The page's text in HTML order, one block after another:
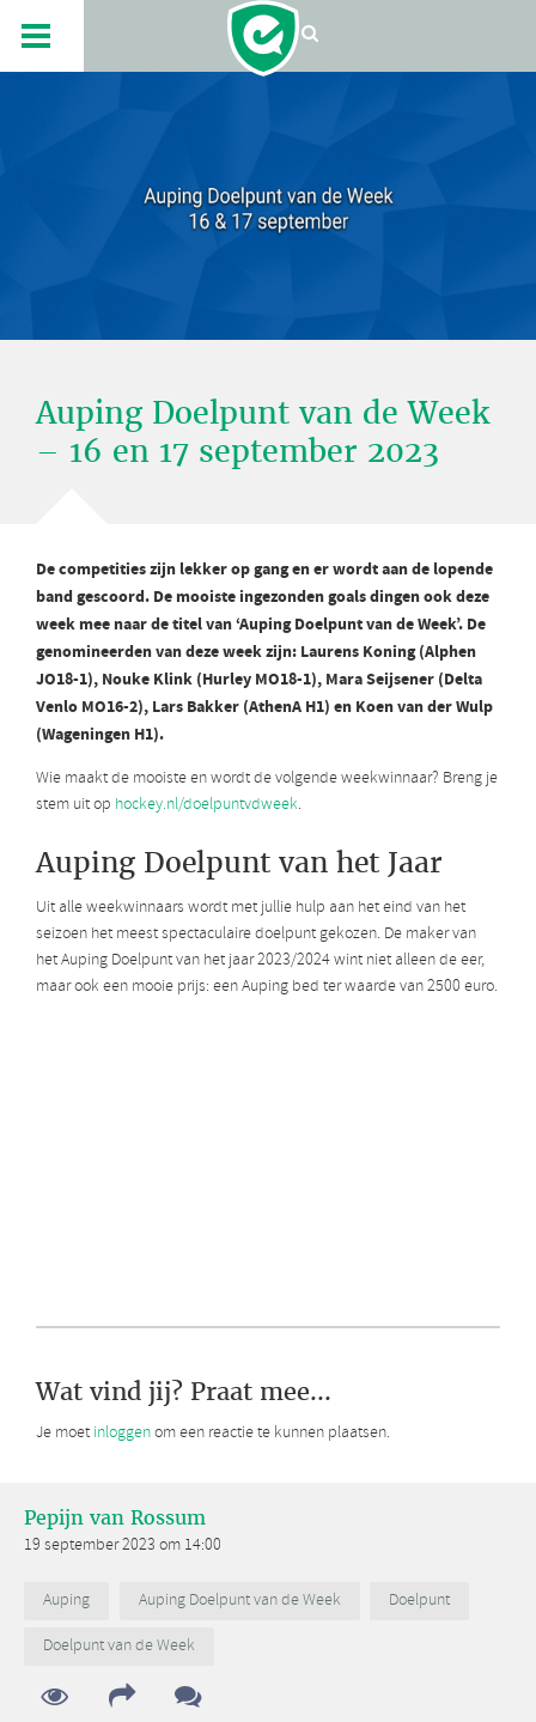
Auping Doelpunt van de Week
– 16 en 17 september 2023
De competities zijn lekker op gang en er wordt aan de lopende
band gescoord. De mooiste ingezonden goals dingen ook deze
week mee naar de titel van ‘Auping Doelpunt van de Week’. De
genomineerden van deze week zijn: Laurens Koning (Alphen
JO18-1), Nouke Klink (Hurley MO18-1), Mara Seijsener (Delta
Venlo MO16-2), Lars Bakker (AthenA H1) en Koen van der Wulp
(Wageningen H1).
Wie maakt de mooiste en wordt de volgende weekwinnaar? Breng je
stem uit op hockey.nl/doelpuntvdweek.
Auping Doelpunt van het Jaar
Uit alle weekwinnaars wordt met jullie hulp aan het eind van het
seizoen het meest spectaculaire doelpunt gekozen. De maker van
het Auping Doelpunt van het jaar 2023/2024 wint niet alleen de eer,
maar ook een mooie prijs: een Auping bed ter waarde van 2500 euro.
Wat vind jij? Praat mee...
Je moet inloggenom een reactie te kunnen plaatsen.
Pepijn van Rossum
19 september 2023 om 14:00
Auping Auping Doelpunt van de Week
Doelpunt
Doelpunt van de Week